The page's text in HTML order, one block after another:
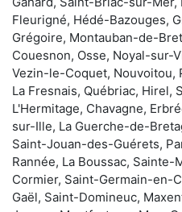
Fleurigné, Hédé-Bazouges,
Grégoire, Montauban-de-
Couesnon, Osse, Noyal-sur-
Vezin-le-Coquet, Nouvoitou,
La Fresnais, Québriac, Hirel,
L'Hermitage, Chavagne,
sur-Ille, La Guerche-de-
Saint-Jouan-des-Guérets,
Rannée, La Boussac,
Cormier, Saint-Germain-en-
Gaël, Saint-Domineuc,